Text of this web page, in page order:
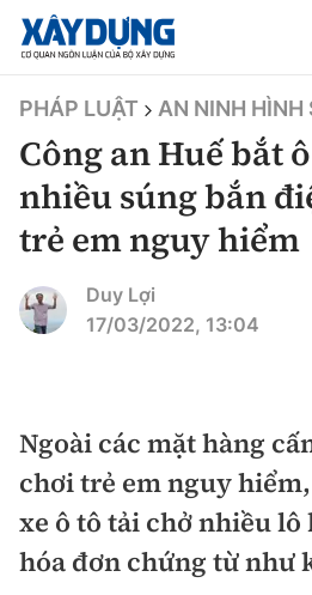
TIN BỘ XÂY DỰNG
CHUYÊN MỤC
Mới nhất
Chính trị
Xã hội
Chuyện dọc đường
Xây dựng
Chỉ đạo điều hành
Quy hoạch kiến trúc
Giao thông
Quản lý
PHÁP LUẬT AN NINH HÌNH
Công an Huế bắt
nhiều súng bắn
trẻ em nguy hiểm
Duy Lợi
17/03/2022, 13:04
Ngoài các mặt hàng
chơi trẻ em nguy
xe ô tô tải chở nhiều lô
hóa đơn chứng từ như